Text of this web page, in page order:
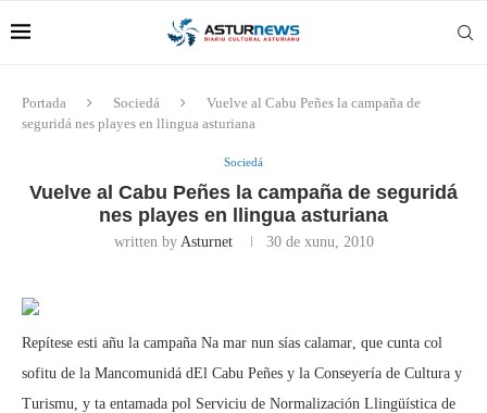
Portada Sociedá
Vuelve al Cabu Peñes la campaña de
seguridá nes playes en llingua asturiana
Sociedá
Vuelve al Cabu Peñes la campaña de seguridá
nes playes en llingua asturiana
written by Asturnet 30 de xunu, 2010
Repítese esti añu la campaña Na mar nun sías calamar, que cunta col
sofitu de la Mancomunidá dEl Cabu Peñes y la Conseyería de Cultura y
Turismu, y ta entamada pol Serviciu de Normalización Llingüística de